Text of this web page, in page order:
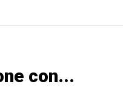
con...